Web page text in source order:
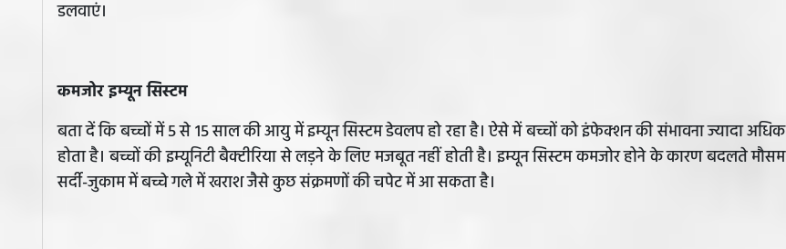
डलवाएं।
कमजोर इम्यून सिस्टम
बता दें कि बच्चों में 5 से 15 साल की आयु में इम्यून सिस्टम डेवलप हो रहा है। ऐसे में बच्चों को इंफेक्शन की संभावना ज्यादा अधिक
होता है। बच्चों की इम्यूनिटी बैक्टीरिया से लड़ने के लिए मजबूत नहीं होती है। इम्यून सिस्टम कमजोर होने के कारण बदलते मौसम
सर्दी-जुकाम में बच्चे गले में खराश जैसे कुछ संक्रमणों की चपेट में आ सकता है।